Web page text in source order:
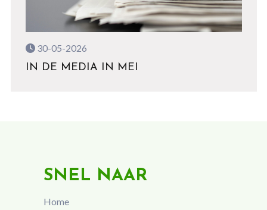
30-05-2026
IN DE MEDIA IN MEI
SNEL NAAR
Home